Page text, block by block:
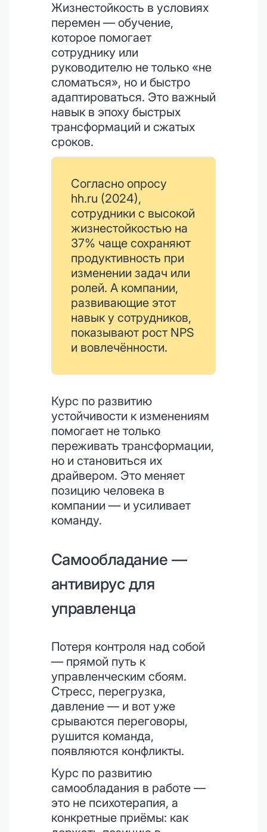
Жизнестойкость в условиях
перемен — обучение,
которое помогает
сотруднику или
руководителю не только «не
сломаться», но и быстро
адаптироваться. Это важный
навык в эпоху быстрых
трансформаций и сжатых
сроков.
Согласно опросу
hh.ru (2024),
сотрудники с высокой
жизнестойкостью на
37% чаще сохраняют
продуктивность при
изменении задач или
ролей. А компании,
развивающие этот
навык у сотрудников,
показывают рост NPS
и вовлечённости.
Курс по развитию
устойчивости к изменениям
помогает не только
переживать трансформации,
но и становиться их
драйвером. Это меняет
позицию человека в
компании — и усиливает
команду.
Самообладание —
антивирус для
управленца
Потеря контроля над собой
— прямой путь к
управленческим сбоям.
Стресс, перегрузка,
давление — и вот уже
срываются переговоры,
рушится команда,
появляются конфликты.
Курс по развитию
самообладания в работе —
это не психотерапия, а
конкретные приёмы: как